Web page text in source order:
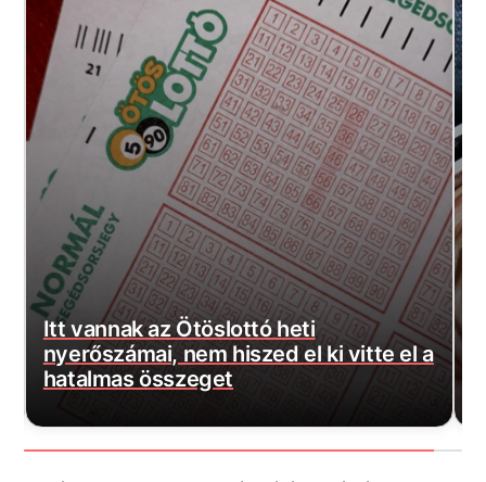
Rács mögött marad a volt fideszes
polgármester, 102 milliós ügyet
vizsgálnak